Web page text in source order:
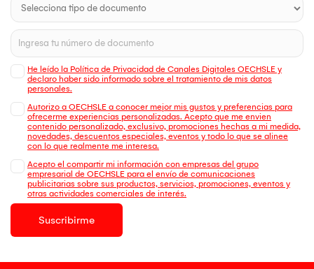
He leído la Política de Privacidad de Canales Digitales OECHSLE y
declaro haber sido informado sobre el tratamiento de mis datos
personales.
Autorizo a OECHSLE a conocer mejor mis gustos y preferencias para
ofrecerme experiencias personalizadas. Acepto que me envien
contenido personalizado, exclusivo, promociones hechas a mi medida,
novedades, descuentos especiales, eventos y todo lo que se alinee
con lo que realmente me interesa.
Acepto el compartir mi información con empresas del grupo
empresarial de OECHSLE para el envío de comunicaciones
publicitarias sobre sus productos, servicios, promociones, eventos y
otras actividades comerciales de interés.
Suscribirme